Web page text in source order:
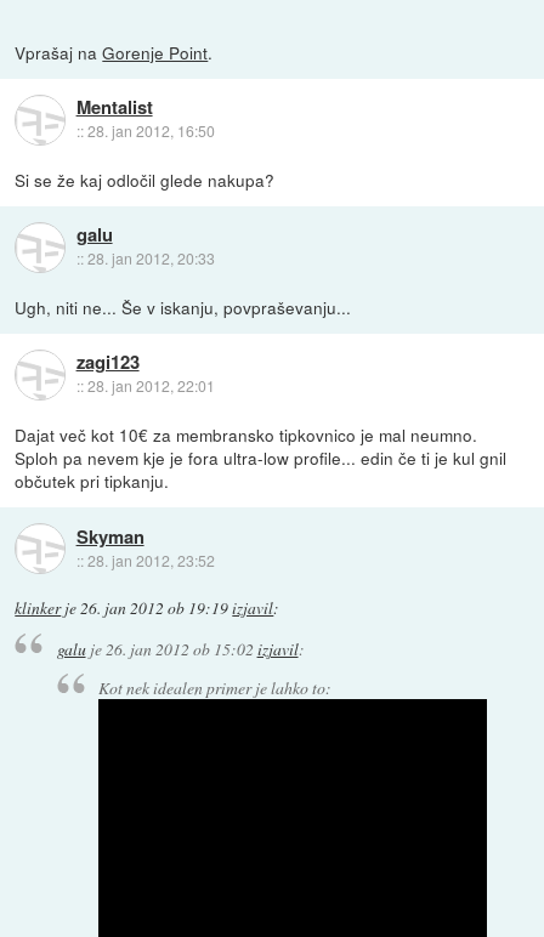
Vprašaj naGorenje Point.
Mentalist
::28. jan 2012, 16:50
Si se že kaj odločil glede nakupa?
galu
::28. jan 2012, 20:33
Ugh, niti ne... Še v iskanju, povpraševanju...
zagi123
::28. jan 2012, 22:01
Dajat več kot 10€ za membransko tipkovnico je mal neumno.
Sploh pa nevem kje je fora ultra-low profile... edin če ti je kul gnil
občutek pri tipkanju.
Skyman
::28. jan 2012, 23:52
klinkerje26. jan 2012 ob 19:19izjavil:
galuje 26. jan 2012 ob 15:02 izjavil:
Kot nek idealen primer je lahko to: